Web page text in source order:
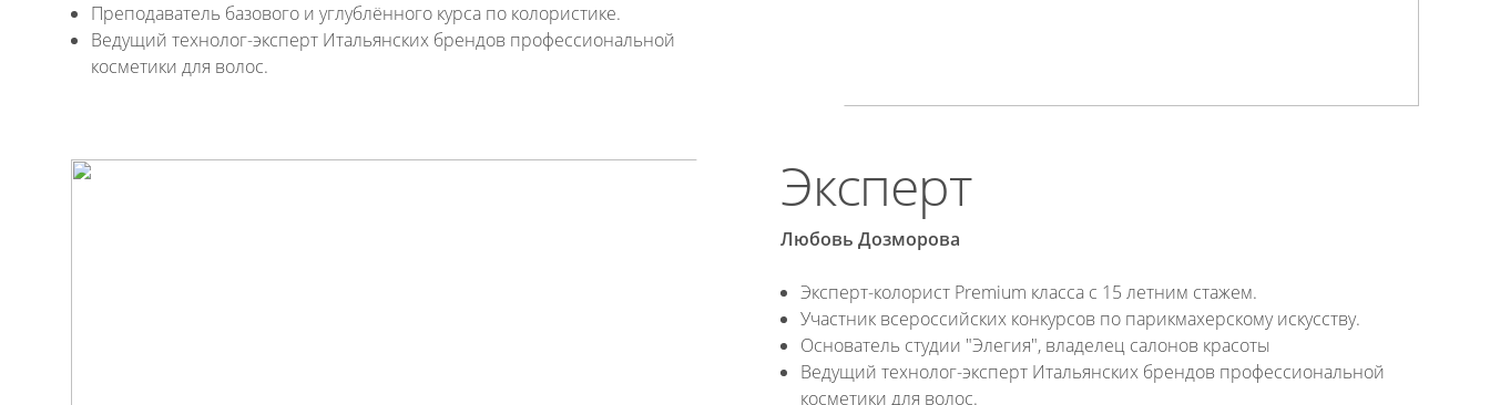
Преподаватель базового и углублённого курса по колористике.
Ведущий технолог-эксперт Итальянских брендов профессиональной
косметики для волос.
Эксперт
Любовь Дозморова
Эксперт-колорист Premium класса с 15 летним стажем.
Участник всероссийских конкурсов по парикмахерскому искусству.
Основатель студии "Элегия", владелец салонов красоты
Ведущий технолог-эксперт Итальянских брендов профессиональной
косметики для волос.